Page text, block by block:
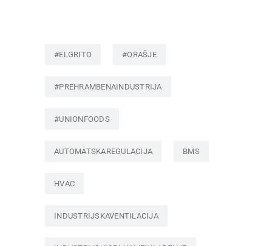
#ELGRITO #ORAŠJE
#PREHRAMBENAINDUSTRIJA
#UNIONFOODS
AUTOMATSKAREGULACIJA BMS
HVAC
INDUSTRIJSKAVENTILACIJA